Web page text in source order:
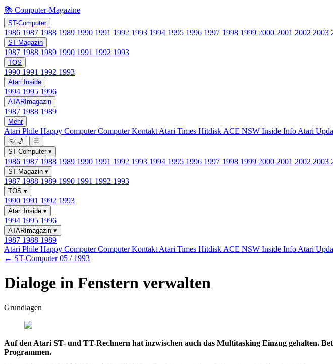
📚 Computer-Magazine
ST-Computer
1986 1987 1988 1989 1990 1991 1992 1993 1994 1995 1996 1997 1998 1999 2000 2001 2002 2003
ST-Magazin
1987 1988 1989 1990 1991 1992 1993
TOS
1990 1991 1992 1993
Atari Inside
1994 1995 1996
ATARImagazin
1987 1988 1989
Mehr
Atari Phile Happy ComputerComputer Kontakt Atari Times Hitdisk ACE NSW Inside Info Atari
🌞 🌙
☰
ST-Computer ▾
1986 1987 1988 1989 1990 1991 1992 1993 1994 1995 1996 1997 1998 1999 2000 2001 2002 2003
ST-Magazin ▾
1987 1988 1989 1990 1991 1992 1993
TOS ▾
1990 1991 1992 1993
Atari Inside ▾
1994 1995 1996
ATARImagazin ▾
1987 1988 1989
Atari Phile Happy ComputerComputer Kontakt Atari Times Hitdisk ACE NSW Inside Info Atari
← ST-Computer 05 / 1993
Dialoge in Fenstern verwalten
Grundlagen
Auf den Atari ST- und TT-Rechnern hat inzwischen auch das Multitasking Einzug gehalten.
Programmen.